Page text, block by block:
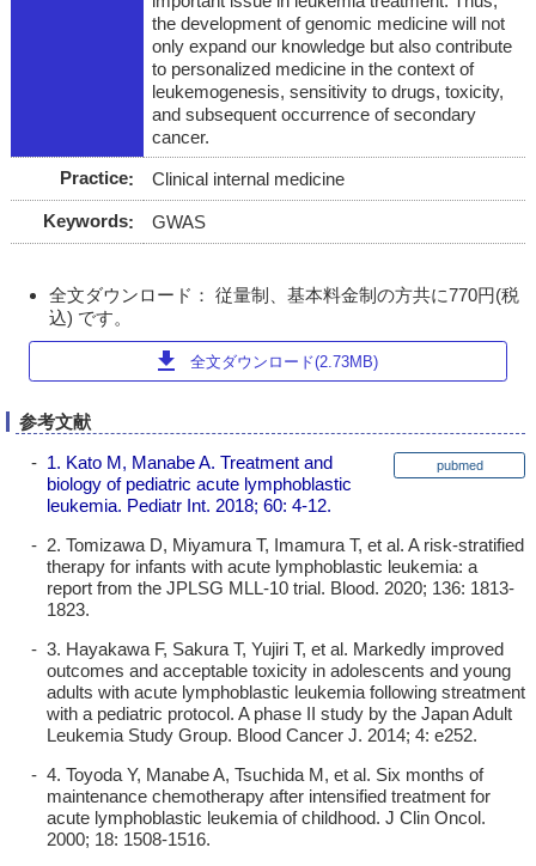
the development of genomic medicine will not
only expand our knowledge but also contribute
to personalized medicine in the context of
leukemogenesis, sensitivity to drugs, toxicity,
and subsequent occurrence of secondary
cancer.
Practice
Clinical internal medicine
Keywords GWAS
全文ダウンロード： 従量制、基本料金制の方共に770円(税
込) です。
download 全文ダウンロード(2.73MB)
参考文献
1. Kato M, Manabe A. Treatment and
biology of pediatric acute lymphoblastic
leukemia. Pediatr Int. 2018; 60: 4-12.
pubmed
2. Tomizawa D, Miyamura T, Imamura T, et al. A risk-stratified
therapy for infants with acute lymphoblastic leukemia: a
report from the JPLSG MLL-10 trial. Blood. 2020; 136: 1813-
1823.
3. Hayakawa F, Sakura T, Yujiri T, et al. Markedly improved
outcomes and acceptable toxicity in adolescents and young
adults with acute lymphoblastic leukemia following streatment
with a pediatric protocol. A phase II study by the Japan Adult
Leukemia Study Group. Blood Cancer J. 2014; 4: e252.
4. Toyoda Y, Manabe A, Tsuchida M, et al. Six months of
maintenance chemotherapy after intensified treatment for
acute lymphoblastic leukemia of childhood. J Clin Oncol.
2000; 18: 1508-1516.